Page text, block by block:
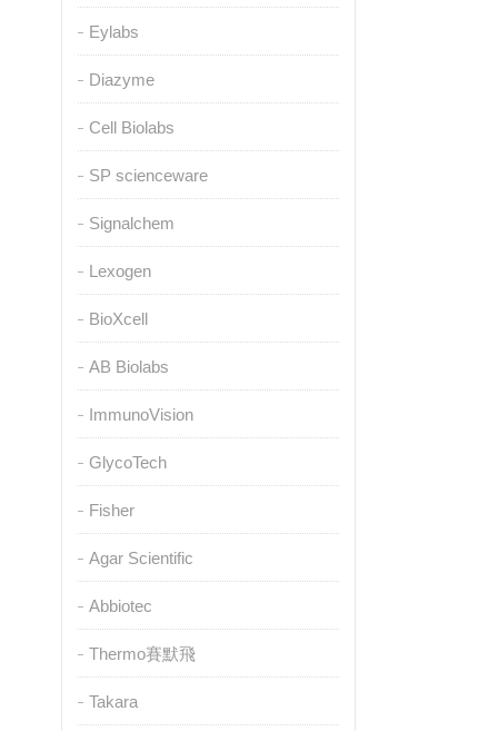
Eylabs
Diazyme
Cell Biolabs
SP scienceware
Signalchem
Lexogen
BioXcell
AB Biolabs
ImmunoVision
GlycoTech
Fisher
Agar Scientific
Abbiotec
Thermo賽默飛
Takara